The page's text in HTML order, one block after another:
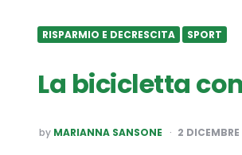
RISPARMIO E DECRESCITA SPORT
La bicicletta
POSTED
BY
by MARIANNA SANSONE 2